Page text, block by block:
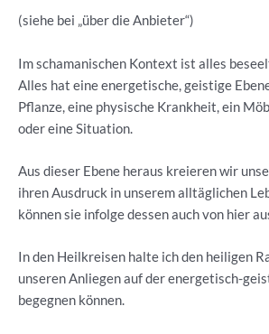
(siehe bei „über die Anbieter“)
Im schamanischen Kontext ist alles
Alles hat eine energetische, geistige
Pflanze, eine physische Krankheit, ein
oder eine Situation.
Aus dieser Ebene heraus kreieren wir
ihren Ausdruck in unserem alltäglichen
können sie infolge dessen auch von hier
In den Heilkreisen halte ich den heiligen
unseren Anliegen auf der energetisch-
begegnen können.